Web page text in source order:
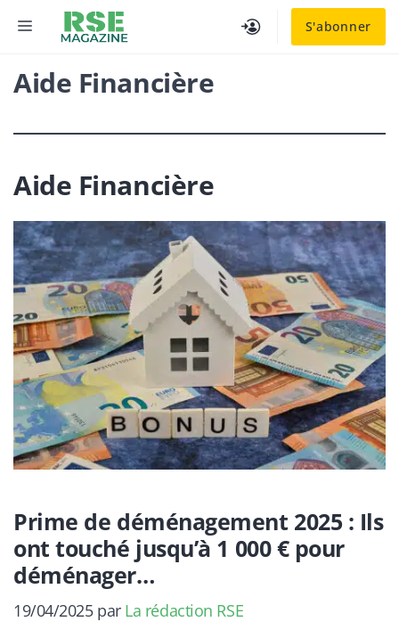
S'abonner
MENU
Aide Financière
Aide Financière
Prime de déménagement 2025 : Ils
ont touché jusqu’à 1 000 € pour
déménager…
19/04/2025 par La rédaction RSE